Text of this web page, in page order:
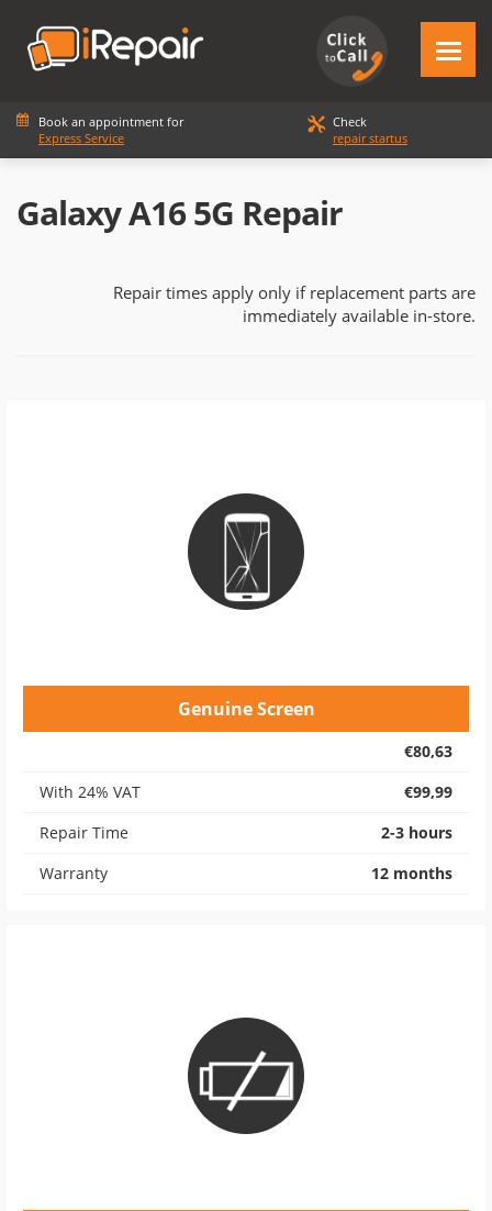
Book an appointment for
Express Service
Check
repair startus
Galaxy A16 5G Repair
Repair times apply only if replacement parts are
immediately available in-store.
Genuine Screen
€80,63
With 24% VAT
€99,99
Repair Time
2-3 hours
Warranty
12 months